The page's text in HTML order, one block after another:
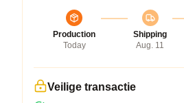
Production
Today
Shipping
Aug. 11
Veilige transactie